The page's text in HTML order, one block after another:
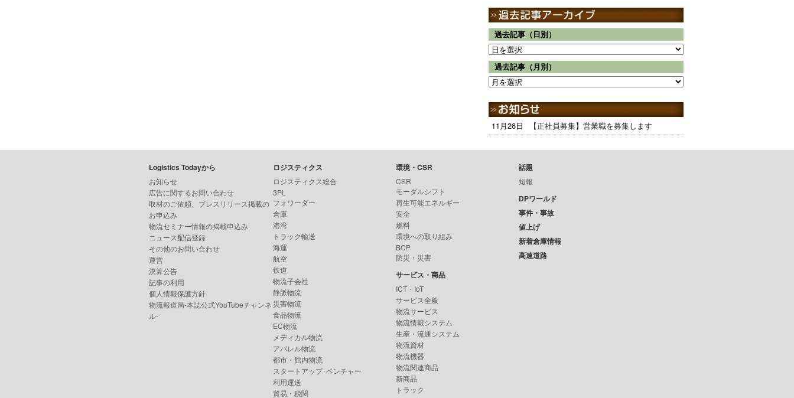
過去記事（日別）
過去記事（月別）
11月26日 【正社員募集】営業職を募集します
Logistics Todayから
お知らせ
広告に関するお問い合わせ
取材のご依頼、プレスリリース掲載の
お申込み
物流セミナー情報の掲載申込み
ニュース配信登録
その他のお問い合わせ
運営
決算公告
記事の利用
個人情報保護方針
物流報道局-本誌公式YouTubeチャンネ
ル-
ロジスティクス
ロジスティクス総合
3PL
フォワーダー
倉庫
港湾
トラック輸送
海運
航空
鉄道
物流子会社
静脈物流
災害物流
食品物流
EC物流
メディカル物流
アパレル物流
都市・館内物流
スタートアップ･ベンチャー
利用運送
貿易・税関
環境・CSR
CSR
モーダルシフト
再生可能エネルギー
安全
燃料
環境への取り組み
BCP
防災・災害
サービス・商品
ICT・IoT
サービス全般
物流サービス
物流情報システム
生産・流通システム
物流資材
物流機器
物流関連商品
新商品
トラック
話題
短報
DPワールド
事件・事故
値上げ
新着倉庫情報
高速道路